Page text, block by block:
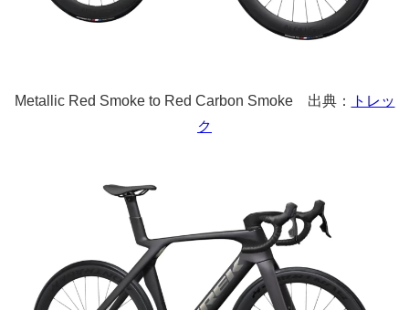
Metallic Red Smoke to Red Carbon Smoke出典：
トレッ
ク